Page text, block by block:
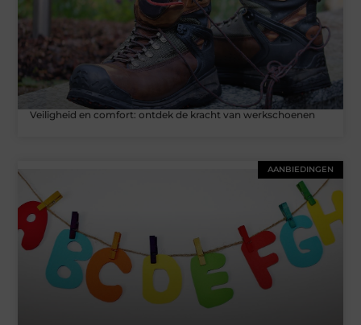
Veiligheid en comfort: ontdek de kracht van werkschoenen
AANBIEDINGEN